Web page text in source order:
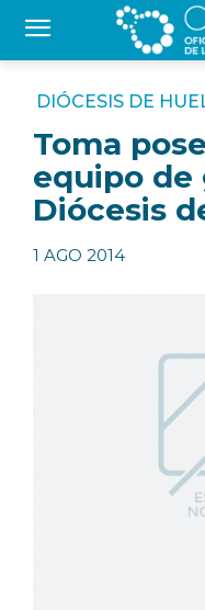
DIÓCESIS DE
Toma
equipo de
Diócesis
1 AGO 2014